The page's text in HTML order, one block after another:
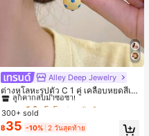
Alley Deep Jewelry
ต่างหูโลหะรูปตัว C 1 คู่ เคลือบหยดสีเห
ลือง ลายจุดสีน้ำเงิน สไตล์ยุโรปและอเม
ริกัน แฟชั่นส่วนตัว หวานและสง่างาม
สำหรับผู้หญิงและเด็กหญิง สำหรับการเ
ดินทาง งานแต่งงาน ปาร์ตี้ วันเกิด ของ
#1 ขายดี ใน โบโฮ ต่างหูผู้หญิง
ลูกค้ากลับมาซื้อซ้ำ!
เกือบหมดแล้ว!
#1 ขายดี ใน โบโฮ ต่างหูผู้หญิง
ลูกค้ากลับมาซื้อซ้ำ!
เกือบหมดแล้ว!
#1 ขายดี ใน โบโฮ ต่างหูผู้หญิง
ลูกค้ากลับมาซื้อซ้ำ!
เกือบหมดแล้ว!
#1 ขายดี ใน โบโฮ ต่างหูผู้หญิง
300+ sold
฿35 -10% 2 วันสุดท้าย